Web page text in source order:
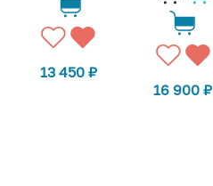
13 450 ₽
16 900₽